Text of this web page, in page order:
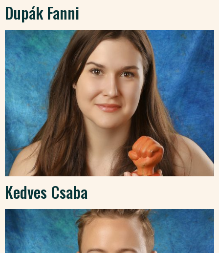
Dupák Fanni
Kedves Csaba